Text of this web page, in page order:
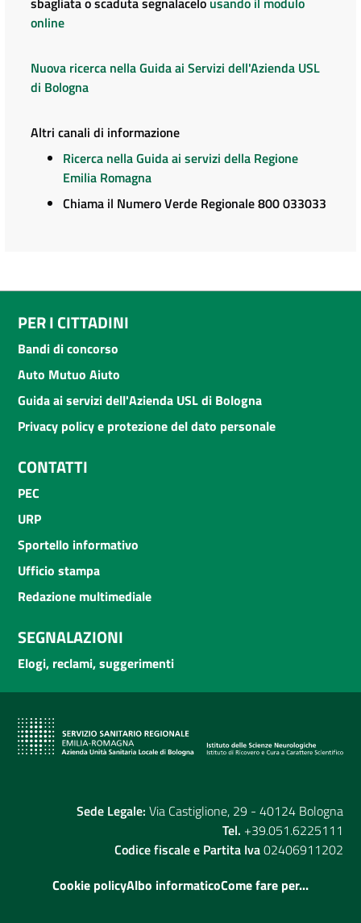
online
Nuova ricerca nella Guida ai Servizi dell'Azienda USL
di Bologna
Altri canali di informazione
Ricerca nella Guida ai servizi della Regione
Emilia Romagna
Chiama il Numero Verde Regionale 800 033033
PER I CITTADINI
Bandi di concorso
Auto Mutuo Aiuto
Guida ai servizi dell'Azienda USL di Bologna
Privacy policy e protezione del dato personale
CONTATTI
PEC
URP
Sportello informativo
Ufficio stampa
Redazione multimediale
SEGNALAZIONI
Elogi, reclami, suggerimenti
Sede Legale: Via Castiglione, 29 - 40124 Bologna
Tel. +39.051.6225111
Codice fiscale e Partita Iva02406911202
Cookie policyAlbo informaticoCome fare per...